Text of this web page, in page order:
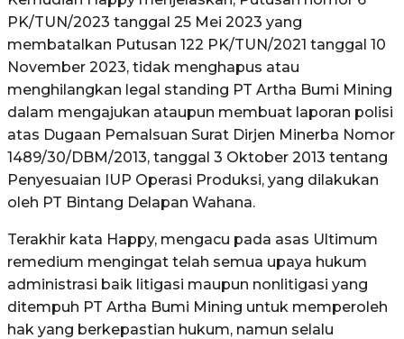
PK/TUN/2023 tanggal 25 Mei 2023 yang
membatalkan Putusan 122 PK/TUN/2021 tanggal 10
November 2023, tidak menghapus atau
menghilangkan legal standing PT Artha Bumi Mining
dalam mengajukan ataupun membuat laporan polisi
atas Dugaan Pemalsuan Surat Dirjen Minerba Nomor
1489/30/DBM/2013, tanggal 3 Oktober 2013 tentang
Penyesuaian IUP Operasi Produksi, yang dilakukan
oleh PT Bintang Delapan Wahana.
Terakhir kata Happy, mengacu pada asas Ultimum
remedium mengingat telah semua upaya hukum
administrasi baik litigasi maupun nonlitigasi yang
ditempuh PT Artha Bumi Mining untuk memperoleh
hak yang berkepastian hukum, namun selalu